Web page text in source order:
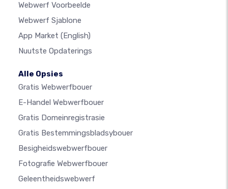
Webwerf Voorbeelde
Webwerf Sjablone
App Market (English)
Nuutste Opdaterings
Alle Opsies
Gratis Webwerfbouer
E-Handel Webwerfbouer
Gratis Domeinregistrasie
Gratis Bestemmingsbladsybouer
Besigheidswebwerfbouer
Fotografie Webwerfbouer
Geleentheidswebwerf